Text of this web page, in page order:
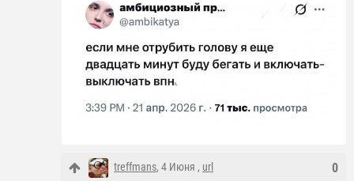
0
treffmans, 4 Июня , url